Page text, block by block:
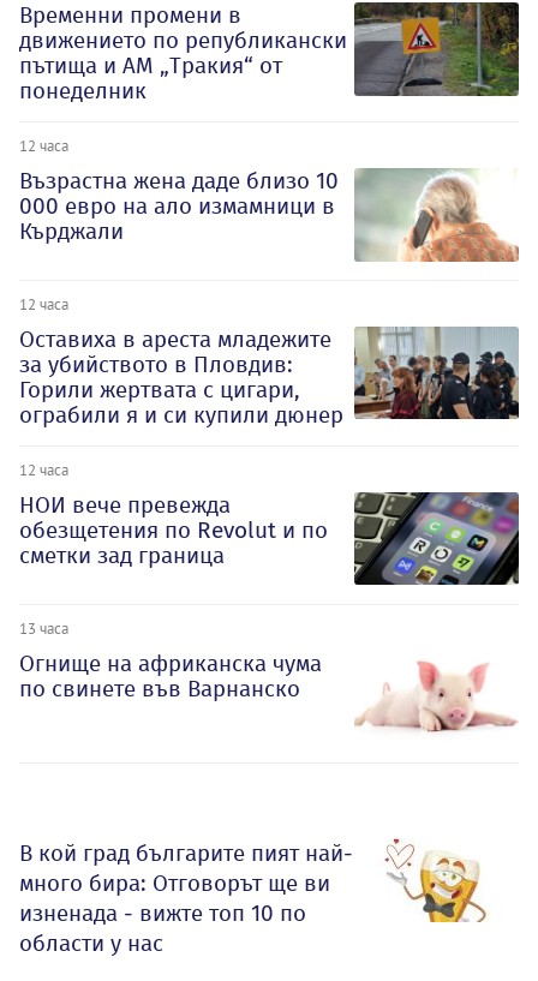
Временни промени в
движението по републикански
пътища и АМ „Тракия“ от
понеделник
12 часа
Възрастна жена даде близо 10
000 евро на ало измамници в
Кърджали
12 часа
Оставиха в ареста младежите
за убийството в Пловдив:
Горили жертвата с цигари,
ограбили я и си купили дюнер
12 часа
НОИ вече превежда
обезщетения по Revolut и по
сметки зад граница
13 часа
Огнище на африканска чума
по свинете във Варнанско
В кой град българите пият най-
много бира: Отговорът ще ви
изненада - вижте топ 10 по
области у нас